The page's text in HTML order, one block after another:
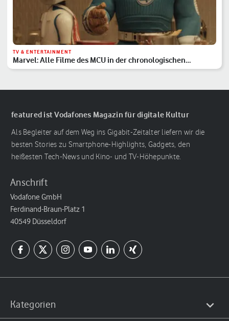
TV & ENTERTAINMENT
Marvel: Alle Filme des MCU in der chronologischen
Reihenfolge
featured ist Vodafones Magazin für digitale Kultur
Als Begleiter auf dem Weg ins Gigabit-Zeitalter liefern wir die
besten Stories zu Smartphone-Highlights, Gadgets, den
heißesten Tech-News und Kino- und TV-Höhepunkte.
Anschrift
Vodafone GmbH
Ferdinand-Braun-Platz 1
40549 Düsseldorf
Kategorien